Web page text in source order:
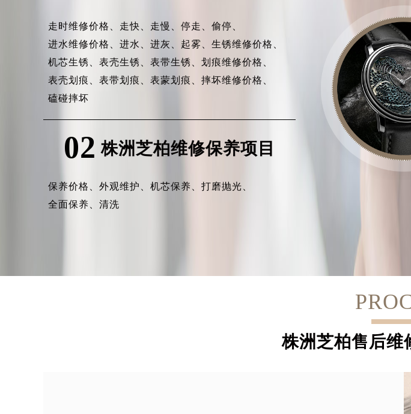
走时维修价格、 走快、 走慢、停走、偷停、
进水维修价格、进水、进灰、 起雾、生锈维修价格、
机芯生锈、表壳生锈、表带生锈、划痕维修价格、
表壳划痕、表带划痕、表蒙划痕、摔坏维修价格、
磕碰摔坏
02 株洲芝柏维修保养项目
保养价格、外观维护、机芯保养、打磨抛光、
全面保养、清洗
株洲芝柏售后维